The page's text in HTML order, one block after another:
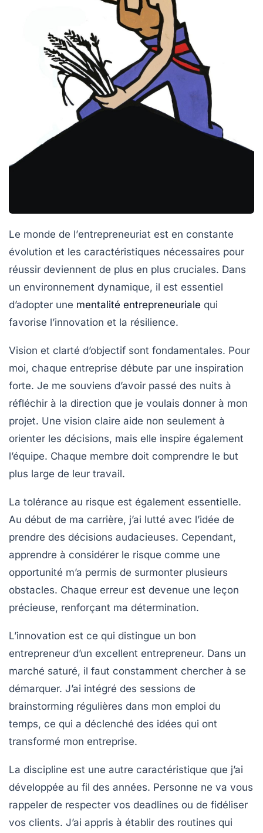
Le monde de l’entrepreneuriat est en constante
évolution et les caractéristiques nécessaires pour
réussir deviennent de plus en plus cruciales. Dans
un environnement dynamique, il est essentiel
d’adopter une mentalité entrepreneuriale qui
favorise l’innovation et la résilience.
Vision et clarté d’objectif sont fondamentales. Pour
moi, chaque entreprise débute par une inspiration
forte. Je me souviens d’avoir passé des nuits à
réfléchir à la direction que je voulais donner à mon
projet. Une vision claire aide non seulement à
orienter les décisions, mais elle inspire également
l’équipe. Chaque membre doit comprendre le but
plus large de leur travail.
La tolérance au risque est également essentielle.
Au début de ma carrière, j’ai lutté avec l’idée de
prendre des décisions audacieuses. Cependant,
apprendre à considérer le risque comme une
opportunité m’a permis de surmonter plusieurs
obstacles. Chaque erreur est devenue une leçon
précieuse, renforçant ma détermination.
L’innovation est ce qui distingue un bon
entrepreneur d’un excellent entrepreneur. Dans un
marché saturé, il faut constamment chercher à se
démarquer. J’ai intégré des sessions de
brainstorming régulières dans mon emploi du
temps, ce qui a déclenché des idées qui ont
transformé mon entreprise.
La discipline est une autre caractéristique que j’ai
développée au fil des années. Personne ne va vous
rappeler de respecter vos deadlines ou de fidéliser
vos clients. J’ai appris à établir des routines qui